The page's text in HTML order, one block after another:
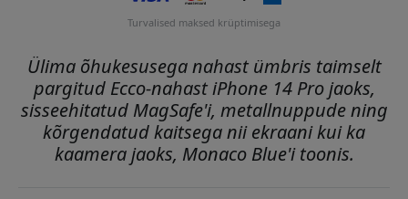
Turvalised maksed krüptimisega
Ülima õhukesusega nahast ümbris taimselt
pargitud Ecco-nahast iPhone 14 Pro jaoks,
sisseehitatud MagSafe'i, metallnuppude ning
kõrgendatud kaitsega nii ekraani kui ka
kaamera jaoks, Monaco Blue'i toonis.